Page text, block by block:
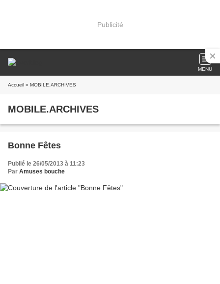
Publicité
MENU
Accueil » MOBILE.ARCHIVES
MOBILE.ARCHIVES
Bonne Fêtes
Publié le 26/05/2013 à 11:23
Par Amuses bouche